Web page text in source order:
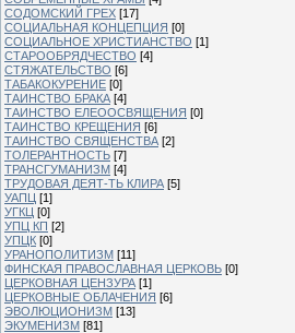
СОДОМСКИЙ ГРЕХ [17]
СОЦИАЛЬНАЯ КОНЦЕПЦИЯ [0]
СОЦИАЛЬНОЕ ХРИСТИАНСТВО [1]
СТАРООБРЯДЧЕСТВО [4]
СТЯЖАТЕЛЬСТВО [6]
ТАБАКОКУРЕНИЕ [0]
ТАИНСТВО БРАКА [4]
ТАИНСТВО ЕЛЕООСВЯЩЕНИЯ [0]
ТАИНСТВО КРЕЩЕНИЯ [6]
ТАИНСТВО СВЯЩЕНСТВА [2]
ТОЛЕРАНТНОСТЬ [7]
ТРАНСГУМАНИЗМ [4]
ТРУДОВАЯ ДЕЯТ-ТЬ КЛИРА [5]
УАПЦ [1]
УГКЦ [0]
УПЦ КП [2]
УПЦК [0]
УРАНОПОЛИТИЗМ [11]
ФИНСКАЯ ПРАВОСЛАВНАЯ ЦЕРКОВЬ [0]
ЦЕРКОВНАЯ ЦЕНЗУРА [1]
ЦЕРКОВНЫЕ ОБЛАЧЕНИЯ [6]
ЭВОЛЮЦИОНИЗМ [13]
ЭКУМЕНИЗМ [81]